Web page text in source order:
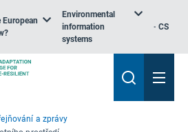
Environmental
information
systems
CS
a zprávy